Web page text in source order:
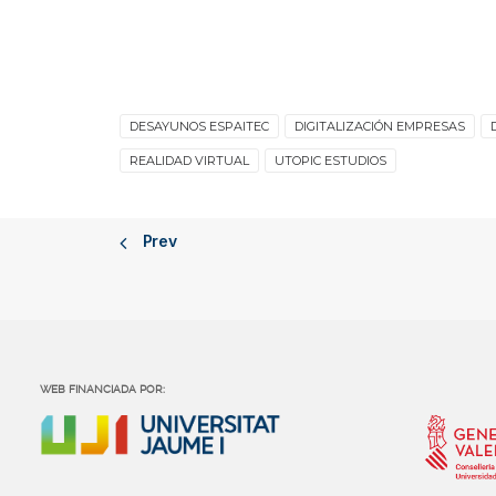
DESAYUNOS ESPAITEC DIGITALIZACIÓN EMPRESAS
REALIDAD VIRTUAL UTOPIC ESTUDIOS
Prev
WEB FINANCIADA POR: